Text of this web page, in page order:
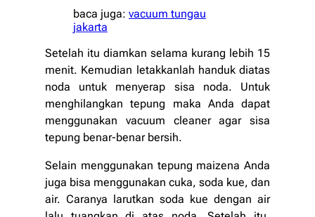
baca juga: vacuum tungau
jakarta
Setelah itu diamkan selama kurang lebih 15
menit. Kemudian letakkanlah handuk diatas
noda untuk menyerap sisa noda. Untuk
menghilangkan tepung maka Anda dapat
menggunakan vacuum cleaner agar sisa
tepung benar-benar bersih.
Selain menggunakan tepung maizena Anda
juga bisa menggunakan cuka, soda kue, dan
air. Caranya larutkan soda kue dengan air